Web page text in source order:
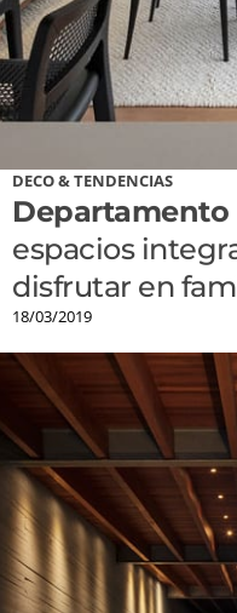
DECO & TENDENCIAS
Departamento
espacios
disfrutar en
18/03/2019